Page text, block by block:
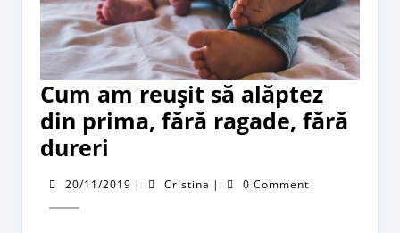
Cum am reuşit să alăptez
din prima, fără ragade, fără
dureri
am
reuşit
20/11/2019 20/11/2019
| Cristina Cristina
| 0 Comment